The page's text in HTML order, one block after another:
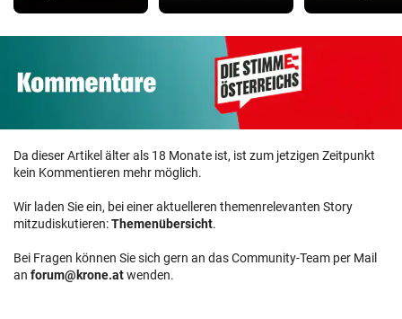
Da dieser Artikel älter als 18 Monate ist, ist zum jetzigen Zeitpunkt
kein Kommentieren mehr möglich.
Wir laden Sie ein, bei einer aktuelleren themenrelevanten Story
mitzudiskutieren:Themenübersicht.
Bei Fragen können Sie sich gern an das Community-Team per Mail
an forum@krone.atwenden.